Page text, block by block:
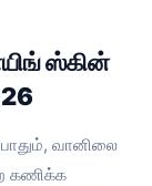
ஸ்கின்
வானிலை
கணிக்க